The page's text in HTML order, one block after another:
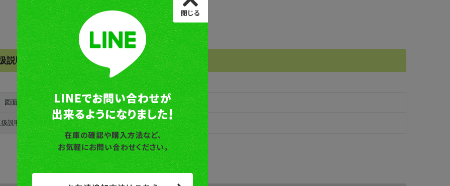
説明書ダウンロード
図面 図面ダウンロード
説明書 取扱説明書ダウンロード